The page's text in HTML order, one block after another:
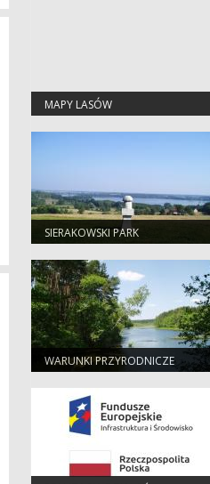
MAPY LASÓW
SIERAKOWSKI PARK
KRAJOBRAZOWY
WARUNKI PRZYRODNICZE